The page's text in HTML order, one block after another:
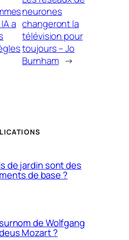
a
neurones
changeront la
télévision pour
toujours – Jo
Burnham →
de jardin sont des
de base ?
de Wolfgang
Mozart ?